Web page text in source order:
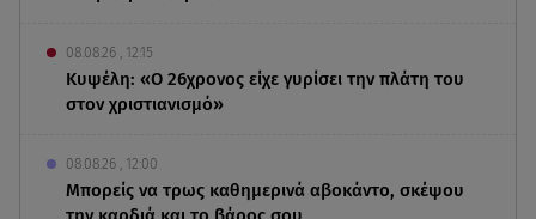
08.08.26 , 12:15
Κυψέλη: «Ο 26χρονος είχε γυρίσει την πλάτη του
στον χριστιανισμό»
08.08.26 , 12:00
Μπορείς να τρως καθημερινά αβοκάντο, σκέψου